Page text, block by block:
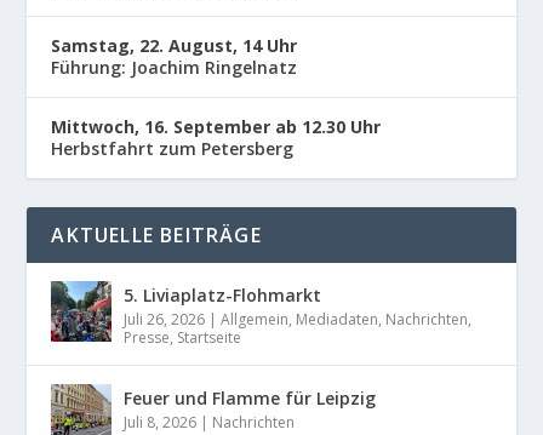
Samstag, 22. August, 14 Uhr
Führung: Joachim Ringelnatz
Mittwoch, 16. September ab 12.30 Uhr
Herbstfahrt zum Petersberg
AKTUELLE BEITRÄGE
5. Liviaplatz-Flohmarkt
Juli 26, 2026 |Allgemein, Mediadaten, Nachrichten,
Presse, Startseite
Feuer und Flamme für Leipzig
Juli 8, 2026 | Nachrichten